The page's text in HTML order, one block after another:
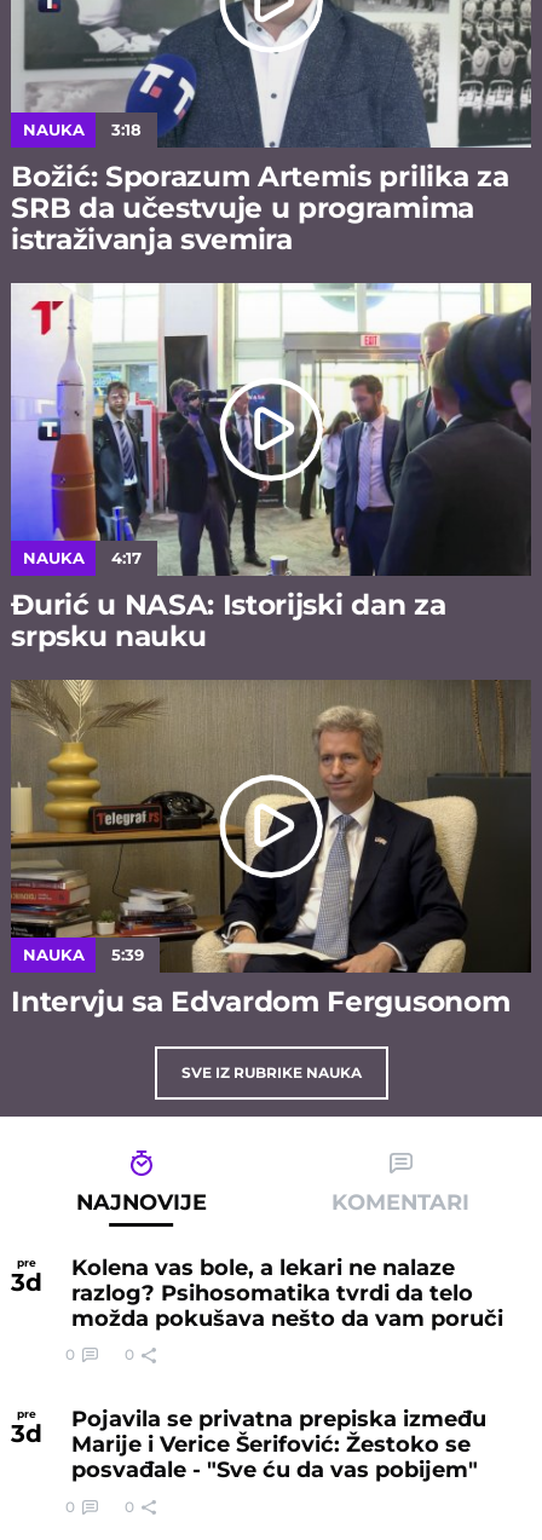
NAUKA 3:18
Božić: Sporazum Artemis prilika za
SRB da učestvuje u programima
istraživanja svemira
NAUKA 4:17
Đurić u NASA: Istorijski dan za
srpsku nauku
NAUKA 5:39
Intervju sa Edvardom Fergusonom
SVE IZ RUBRIKE NAUKA
NAJNOVIJE KOMENTARI
pre
3d
Kolena vas bole, a lekari ne nalaze
razlog? Psihosomatika tvrdi da telo
možda pokušava nešto da vam poruči
0 0
pre
3d
Pojavila se privatna prepiska između
Marije i Verice Šerifović: Žestoko se
posvađale - "Sve ću da vas pobijem"
0 0